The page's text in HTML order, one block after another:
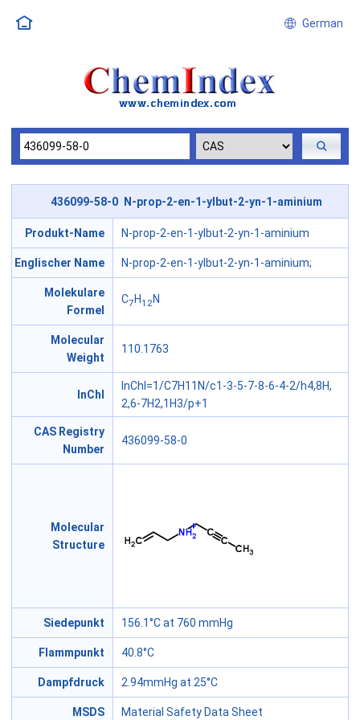
German
436099-58-0 N-prop-2-en-1-ylbut-2-yn-1-aminium
Produkt-Name N-prop-2-en-1-ylbut-2-yn-1-aminium
Englischer Name N-prop-2-en-1-ylbut-2-yn-1-aminium;
Molekulare
Formel
C7 H12N
Molecular
Weight
110.1763
InChl
InChI=1/C7H11N/c1-3-5-7-8-6-4-2/h4,8H,
2,6-7H2,1H3/p+1
CAS Registry
Number
436099-58-0
Molecular
Structure
Siedepunkt 156.1°C at 760 mmHg
Flammpunkt 40.8°C
Dampfdruck 2.94mmHg at 25°C
MSDS Material Safety Data Sheet